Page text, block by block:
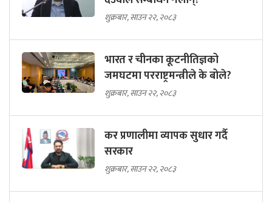
शुक्रबार, साउन २२, २०८३
भारत र चीनका कूटनीतिज्ञको
जमघटमा परराष्ट्रमन्त्रीले के बोले?
शुक्रबार, साउन २२, २०८३
कर प्रणालीमा व्यापक सुधार गर्दै
सरकार
शुक्रबार, साउन २२, २०८३